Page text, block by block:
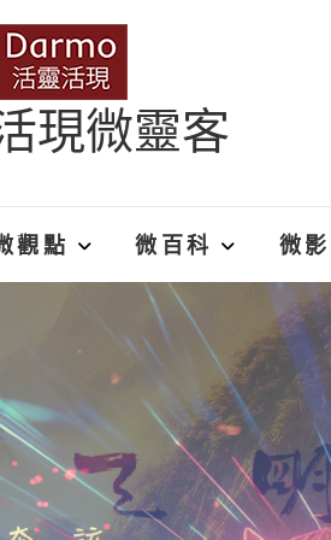
現微靈客
觀點 微百科 微